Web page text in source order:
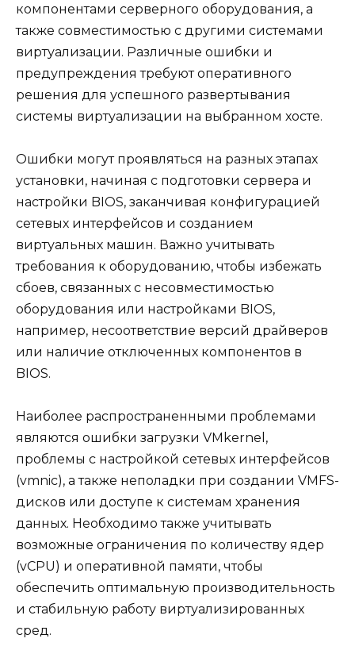
компонентами серверного оборудования, а
также совместимостью с другими системами
виртуализации. Различные ошибки и
предупреждения требуют оперативного
решения для успешного развертывания
системы виртуализации на выбранном хосте.
Ошибки могут проявляться на разных этапах
установки, начиная с подготовки сервера и
настройки BIOS, заканчивая конфигурацией
сетевых интерфейсов и созданием
виртуальных машин. Важно учитывать
требования к оборудованию, чтобы избежать
сбоев, связанных с несовместимостью
оборудования или настройками BIOS,
например, несоответствие версий драйверов
или наличие отключенных компонентов в
BIOS.
Наиболее распространенными проблемами
являются ошибки загрузки VMkernel,
проблемы с настройкой сетевых интерфейсов
(vmnic), а также неполадки при создании VMFS-
дисков или доступе к системам хранения
данных. Необходимо также учитывать
возможные ограничения по количеству ядер
(vCPU) и оперативной памяти, чтобы
обеспечить оптимальную производительность
и стабильную работу виртуализированных
сред.